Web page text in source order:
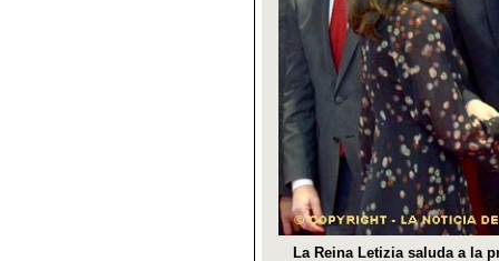
La Reina Letizia saluda a la